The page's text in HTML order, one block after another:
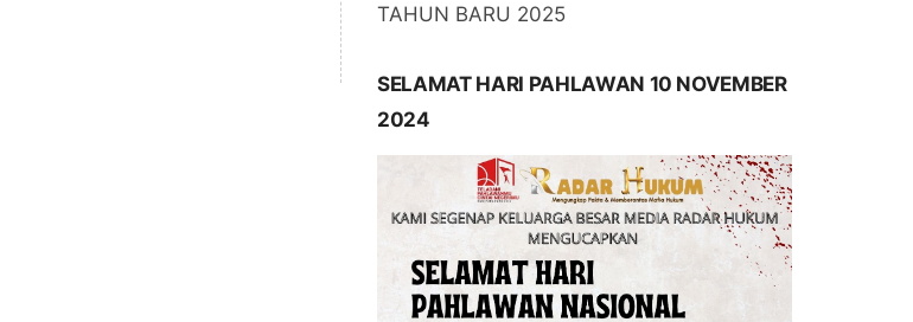
TAHUN BARU 2025
SELAMAT HARI PAHLAWAN 10 NOVEMBER
2024